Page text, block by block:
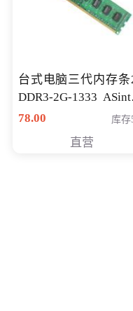
台式电脑三代内存条
DDR3-2G-1333 ASint昱
联品牌
78.00 库存
直营